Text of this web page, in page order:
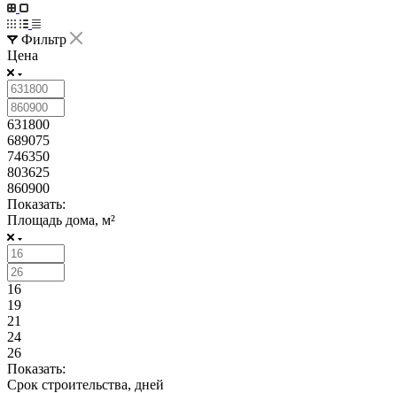
Фильтр
Цена
631800
689075
746350
803625
860900
Показать:
Площадь дома, м²
16
19
21
24
26
Показать:
Срок строительства, дней